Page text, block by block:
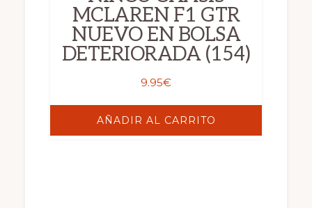
MCLAREN F1 GTR
NUEVO EN BOLSA
DETERIORADA (154)
9.95€
AÑADIR AL CARRITO